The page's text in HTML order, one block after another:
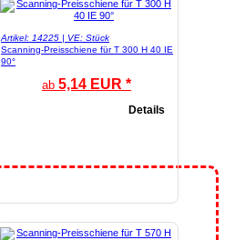
Artikel: 14225 | VE: Stück
Scanning-Preisschiene für T 300 H 40 IE
90°
ab 5,14 EUR *
Details